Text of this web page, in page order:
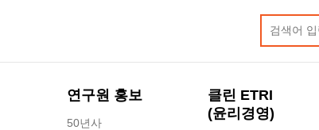
연구원 홍보
50년사
클린 ETRI
(윤리경영)